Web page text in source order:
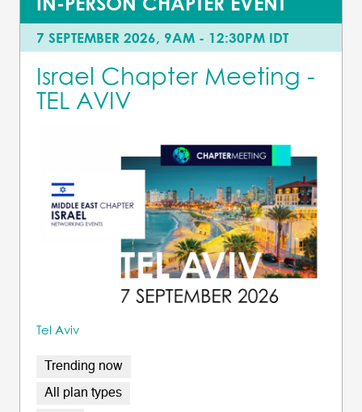
7 SEPTEMBER 2026, 9AM - 12:30PM IDT
Israel Chapter Meeting -
TEL AVIV
Tel Aviv
Trending now
All plan types